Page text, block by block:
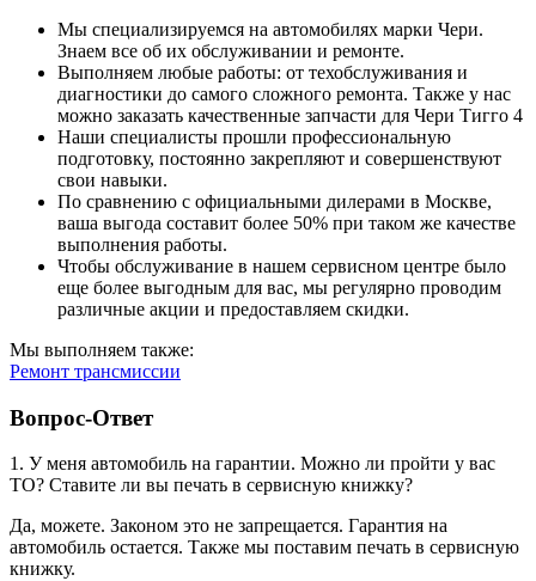
Мы специализируемся на автомобилях марки Чери.
Знаем все об их обслуживании и ремонте.
Выполняем любые работы: от техобслуживания и
диагностики до самого сложного ремонта. Также у нас
можно заказать качественные запчасти для Чери Тигго 4
Наши специалисты прошли профессиональную
подготовку, постоянно закрепляют и совершенствуют
свои навыки.
По сравнению с официальными дилерами в Москве,
ваша выгода составит более 50% при таком же качестве
выполнения работы.
Чтобы обслуживание в нашем сервисном центре было
еще более выгодным для вас, мы регулярно проводим
различные акции и предоставляем скидки.
Мы выполняем также:
Ремонт трансмиссии
Вопрос-Ответ
1. У меня автомобиль на гарантии. Можно ли пройти у вас
ТО? Ставите ли вы печать в сервисную книжку?
Да, можете. Законом это не запрещается. Гарантия на
автомобиль остается. Также мы поставим печать в сервисную
книжку.